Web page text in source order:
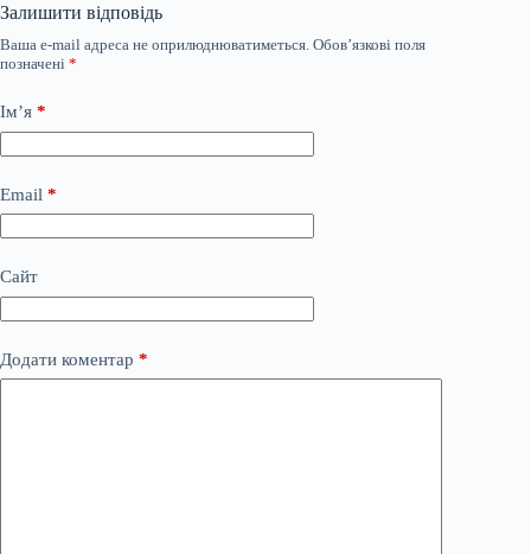
Залишити відповідь
Ваша e-mail адреса не оприлюднюватиметься. Обов’язкові поля
позначені *
Ім’я *
Email *
Сайт
Додати коментар *